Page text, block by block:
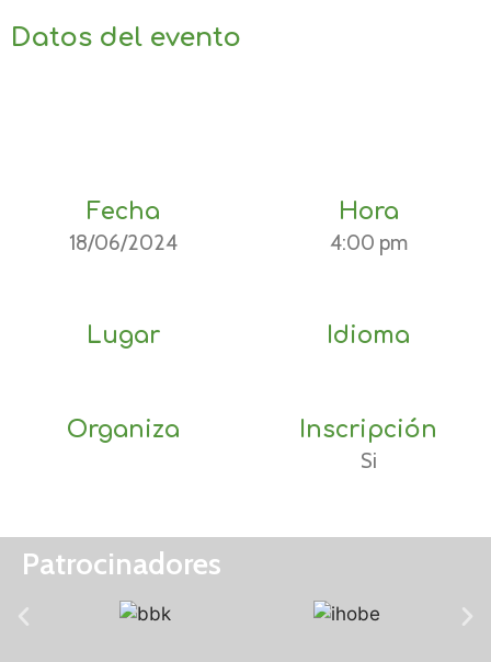
Datos del evento
Fecha
18/06/2024
Hora
4:00 pm
Lugar Idioma
Organiza Inscripción
Si
Patrocinadores